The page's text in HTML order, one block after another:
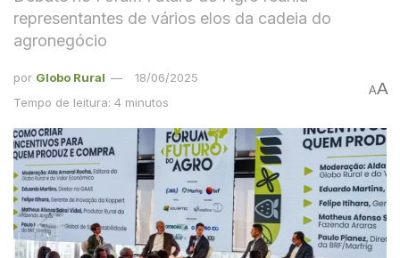
representantes de vários elos da cadeia do
agronegócio
por Globo Rural
18/06/2025
Tempo de leitura: 4 minutos
AA